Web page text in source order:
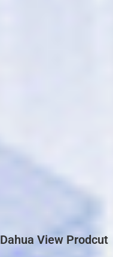
Dahua View Prodcut